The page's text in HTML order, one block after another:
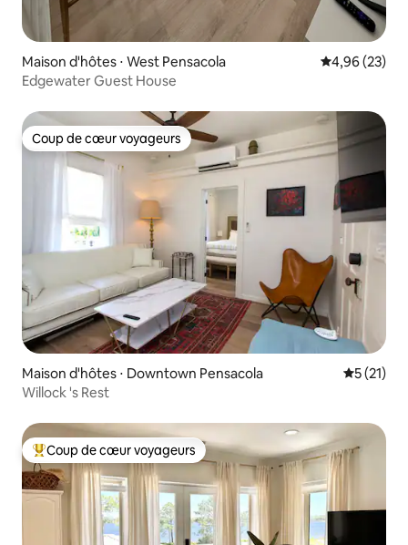
Maison d'hôtes ⋅ West Pensacola Évaluation
4,96 (23)
Edgewater Guest House
Coup de cœur voyageurs
Coup de cœur voyageurs
Maison d'hôtes ⋅ Downtown Pensacola
5 (21)
Willock 's Rest
Coups de cœur voyageurs les plus appréciés
Coup de cœur voyageurs